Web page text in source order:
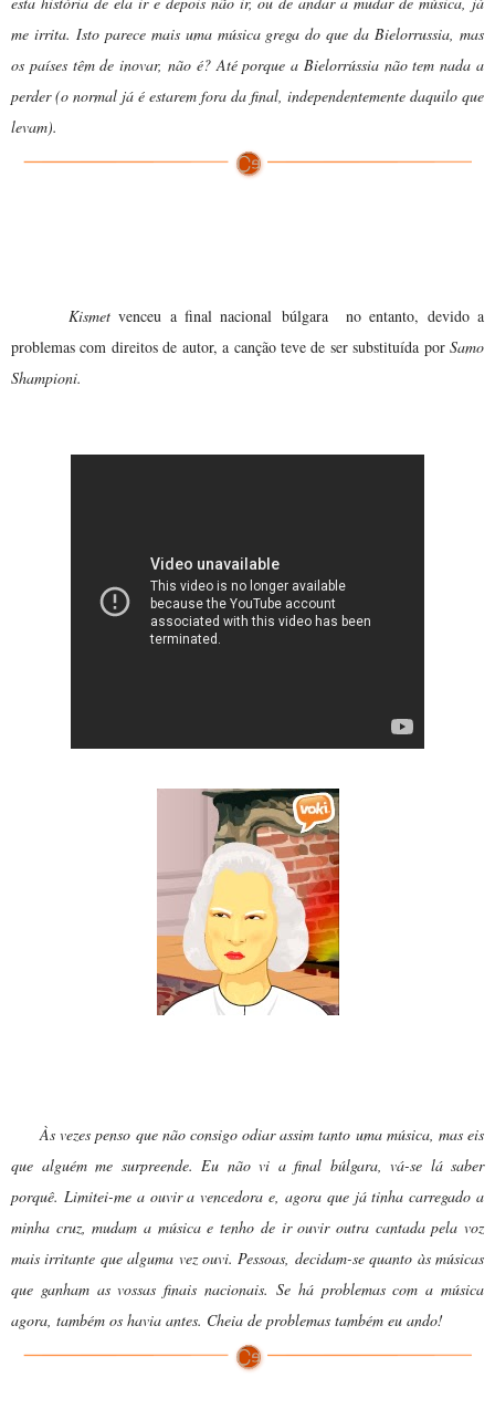
me irrita. Isto parece mais uma música grega do que da Bielorrussia, mas
os países têm de inovar, não é? Até porque a Bielorrússia não tem nada a
perder (o normal já é estarem fora da final, independentemente daquilo que
levam).
Kismetvenceu a final nacional búlgara no entanto, devido a
problemas com direitos de autor, a canção teve de ser substituída por Samo
Shampioni.
Às vezes penso que não consigo odiar assim tanto uma música, mas eis
que alguém me surpreende. Eu não vi a final búlgara, vá-se lá saber
porquê. Limitei-me a ouvir a vencedora e, agora que já tinha carregado a
minha cruz, mudam a música e tenho de ir ouvir outra cantada pela voz
mais irritante que alguma vez ouvi. Pessoas, decidam-se quanto às músicas
que ganham as vossas finais nacionais. Se há problemas com a música
agora, também os havia antes. Cheia de problemas também eu ando!